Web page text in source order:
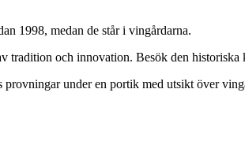
1998, medan de står i vingårdarna.
och innovation. Besök den
under en portik med utsikt över